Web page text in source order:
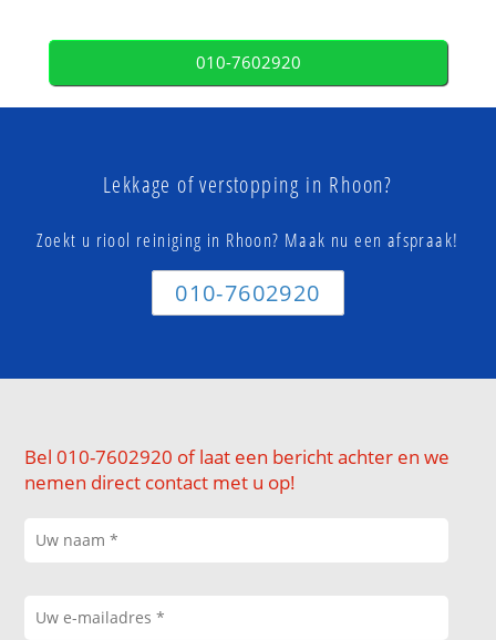
010-7602920
Lekkage of verstopping in Rhoon?
Zoekt u riool reiniging in Rhoon? Maak nu een afspraak!
010-7602920
Bel 010-7602920 of laat een bericht achter en we
nemen direct contact met u op!